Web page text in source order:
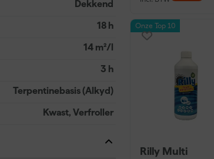
Dekkend
18 h
14 m²/l
3 h
Terpentinebasis (Alkyd)
Kwast, Verfroller
Onze Top 10
Rilly Multi